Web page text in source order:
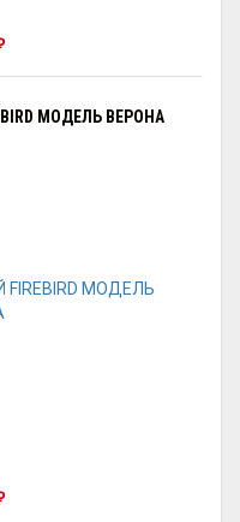
МОДЕЛЬ ВЕРОНА